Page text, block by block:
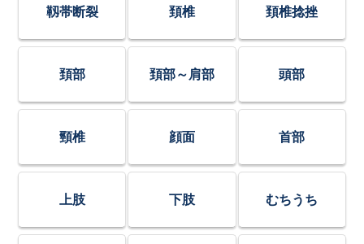
靱帯断裂 頚椎 頚椎捻挫
頚部 頚部～肩部 頭部
頸椎 顔面 首部
上肢 下肢 むちうち